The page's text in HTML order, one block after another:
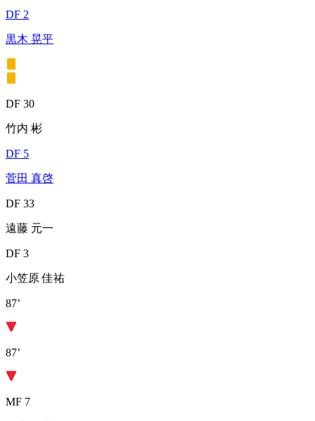
DF 2
黒木 晃平
DF 30
竹内 彬
DF 5
菅田 真啓
DF 33
遠藤 元一
DF 3
小笠原 佳祐
87’
87’
MF 7